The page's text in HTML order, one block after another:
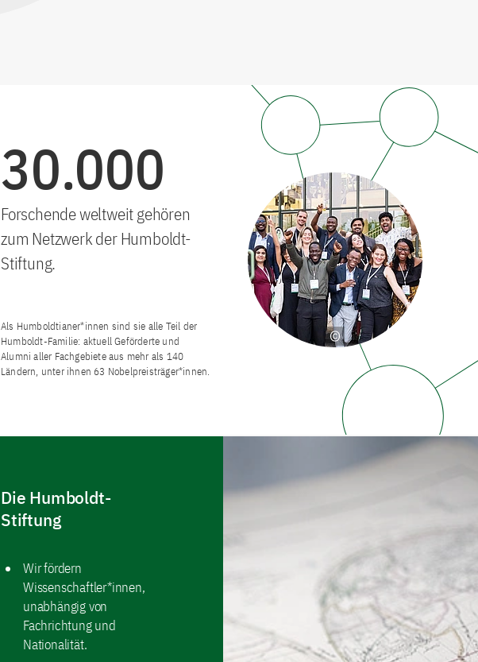
30.000
Forschende weltweit gehören
zum Netzwerk der Humboldt-
Stiftung.
Als Humboldtianer*innen sind sie alle Teil der
Humboldt-Familie: aktuell Geförderte und
Alumni aller Fachgebiete aus mehr als 140
Ländern, unter ihnen 63 Nobelpreisträger*innen.
Die Humboldt-
Stiftung
Wir fördern
Wissenschaftler*innen,
unabhängig von
Fachrichtung und
Nationalität.